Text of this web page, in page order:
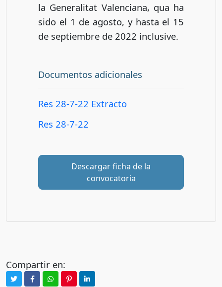
la Generalitat Valenciana, qua ha
sido el 1 de agosto, y hasta el 15
de septiembre de 2022 inclusive.
Documentos adicionales
Res 28-7-22 Extracto
Res 28-7-22
Descargar ficha de la
convocatoria
Compartir en: